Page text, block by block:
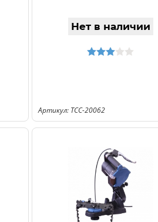
Нет в наличии
Артикул: TCC-20062